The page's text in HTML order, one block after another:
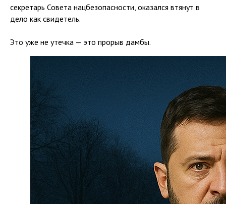
секретарь Совета нацбезопасности, оказался втянут в
дело как свидетель.
Это уже не утечка — это прорыв дамбы.